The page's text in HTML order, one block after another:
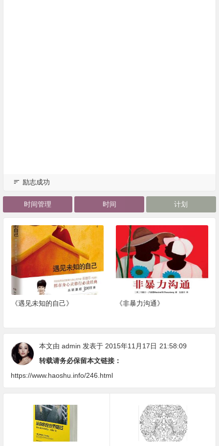
励志成功
时间管理 时间 计划
《遇见未知的自己》 《非暴力沟通》
本文由 admin 发表于 2015年11月17日 21:58:09
转载请务必保留本文链接：
https://www.haoshu.info/246.html